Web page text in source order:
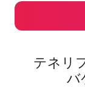
テネリ
バ⁠